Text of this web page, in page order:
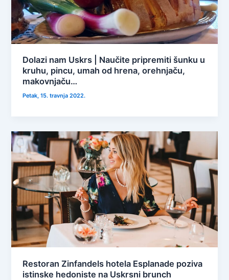
Dolazi nam Uskrs | Naučite pripremiti šunku u
kruhu, pincu, umah od hrena, orehnjaču,
makovnjaču…
Petak, 15. travnja 2022.
Restoran Zinfandels hotela Esplanade poziva
istinske hedoniste na Uskrsni brunch